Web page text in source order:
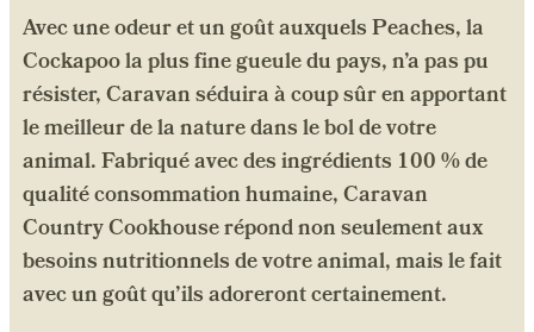
Avec une odeur et un goût auxquels Peaches, la
Cockapoo la plus fine gueule du pays, n’a pas pu
résister, Caravan séduira à coup sûr en apportant
le meilleur de la nature dans le bol de votre
animal. Fabriqué avec des ingrédients 100 % de
qualité consommation humaine, Caravan
Country Cookhouse répond non seulement aux
besoins nutritionnels de votre animal, mais le fait
avec un goût qu’ils adoreront certainement.